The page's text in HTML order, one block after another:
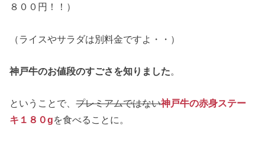
８００円！！）
（ライスやサラダは別料金ですよ・・）
神戸牛のお値段のすごさを知りました。
ということで、プレミアムではない神戸牛の赤身ステー
キ１８０gを食べることに。